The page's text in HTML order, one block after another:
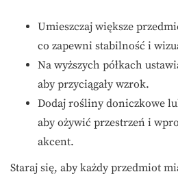
Umieszczaj większe
co zapewni stabilność i
Na wyższych półkach
aby przyciągały wzrok.
Dodaj rośliny doniczkowe
aby ożywić przestrzeń i
akcent.
Staraj się, aby każdy przedmiot